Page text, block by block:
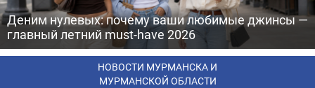
Деним нулевых: почему ваши любимые джинсы —
главный летний must-have 2026
НОВОСТИ МУРМАНСКА И
МУРМАНСКОЙ ОБЛАСТИ